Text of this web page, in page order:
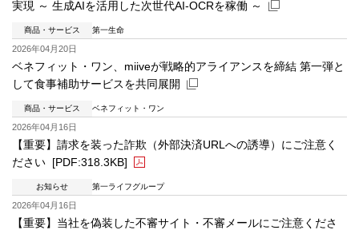
実現 ～ 生成AIを活用した次世代AI-OCRを稼働 ～
商品・サービス 第一生命
新規ウィンドウを開きます
2026年04月20日
ベネフィット・ワン、miiveが戦略的アライアンスを締結 第一弾と
して食事補助サービスを共同展開
商品・サービス ベネフィット・ワン
新規ウィンドウを開きます
2026年04月16日
【重要】請求を装った詐欺（外部決済URLへの誘導）にご注意く
ださい [PDF:318.3KB]
お知らせ 第一ライフグループ
PDFファイルが新規ウィンドウで開きます
2026年04月16日
【重要】当社を偽装した不審サイト・不審メールにご注意くださ